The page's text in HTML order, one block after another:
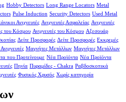
Hobby Detectors Long Range Locators Metal
Pulse Induction Security Detectors Used Metal
Ανιχνευτές Ανιχνευτές Ασφαλείας Ανιχνευτές
του Κόσμου Ανιχνευτές του Κόσμου Αξεσουάρ
Δείτε Προσφορές Δείτε Προσφορές Εκκρεμές
Μαγνήτες Μετάλλων Μαγνήτες Μετάλλων
που Προτείνουμε Νέα Προϊόντα Νέα Προϊόντα
Πηνία Πυραμίδες - Chakra Ραβδοσκοπικά
Φυσικός Χρυσός Χωρίς κατηγορία